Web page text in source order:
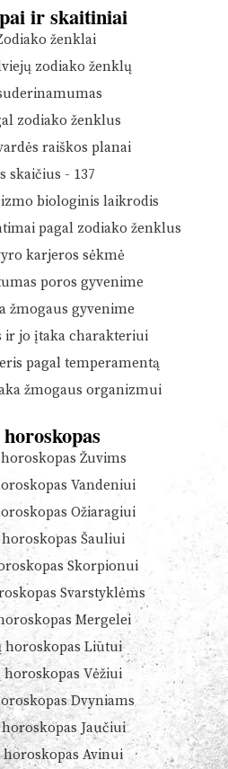
ir skaitiniai
ženklai
zodiako ženklų
zodiako ženklus
raiškos planai
skaičius - 137
biologinis laikrodis
pagal zodiako ženklus
karjeros sėkmė
poros gyvenime
žmogaus gyvenime
ir jo įtaka charakteriui
pagal temperamentą
žmogaus organizmui
Žuvims
Vandeniui
Ožiaragiui
horoskopas Šauliui
Skorpionui
Svarstyklėms
Mergelei
horoskopas Liūtui
horoskopas Vėžiui
Dvyniams
Jaučiui
horoskopas Avinui